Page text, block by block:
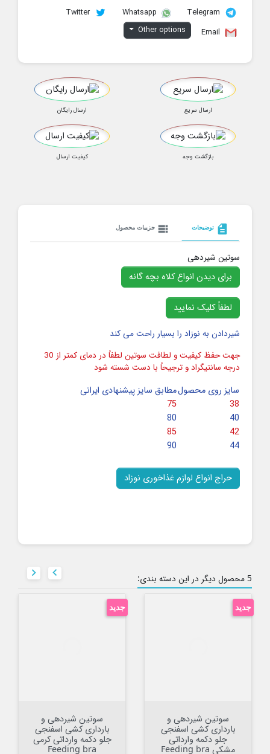
Telegram
Whatsapp
Twitter
Email
Other options
ارسال سریع ارسال رایگان
بازگشت وجه کیفیت ارسال
description توضیحات view_list جزییات محصول
سوتین شیردهی
برای دیدن انواع کلاه بچه گانه
لطفاً کلیک نمایید
شیردادن به نوزاد را بسیار راحت می کند
جهت حفظ کیفیت و لطافت سوتین لطفاً در دمای کمتر از 30
درجه سانتیگراد و ترجیحاً با دست شسته شود
سایز روی محصولمطابق سایز پیشنهادی ایرانی
38
75
40
80
42
85
44
90
حراج انواع لوازم غذاخوری نوزاد
5 محصول دیگر در این دسته بندی: 
سوتین شیردهی و
بارداری کشی اسفنجی
جلو دکمه وارداتی
مشکی Feeding bra
جدید
سوتین شیردهی و
بارداری کشی اسفنجی
جلو دکمه وارداتی کرمی
Feeding bra
جدید
